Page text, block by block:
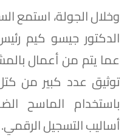
وخلال الجولة، استمع
الدكتور جيسو كيم
عما يتم من أعمال
توثيق عدد كبير من
باستخدام الماسح
أساليب التسجيل الرقمي.